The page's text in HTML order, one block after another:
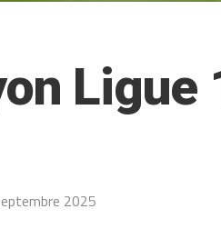
2025